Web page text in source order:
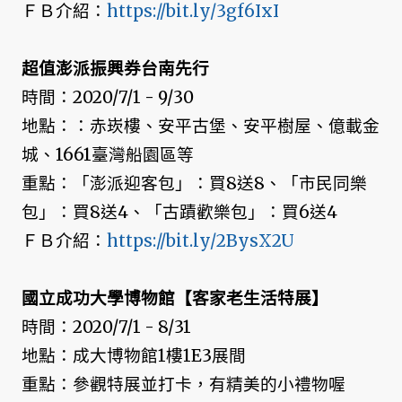
ＦＢ介紹： https://bit.ly/3gf6IxI
超值澎派振興券台南先行
時間：2020/7/1 - 9/30
地點：：赤崁樓、安平古堡、安平樹屋、億載金
城、1661臺灣船園區等
重點：「澎派迎客包」：買8送8、「市民同樂
包」：買8送4、「古蹟歡樂包」：買6送4
ＦＢ介紹： https://bit.ly/2BysX2U
國立成功大學博物館【客家老生活特展】
時間：2020/7/1 - 8/31
地點：成大博物館1樓1E3展間
重點：參觀特展並打卡，有精美的小禮物喔